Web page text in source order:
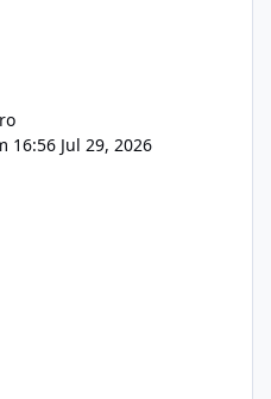
16:56 Jul 29, 2026